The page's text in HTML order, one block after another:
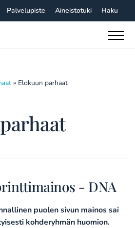
Palvelupiste Aineistotuki Haku
» Elokuun parhaat
- DNA
puolen sivun mainos sai
kohderyhmän huomion.